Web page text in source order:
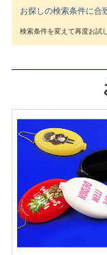
お探しの検索条件に合